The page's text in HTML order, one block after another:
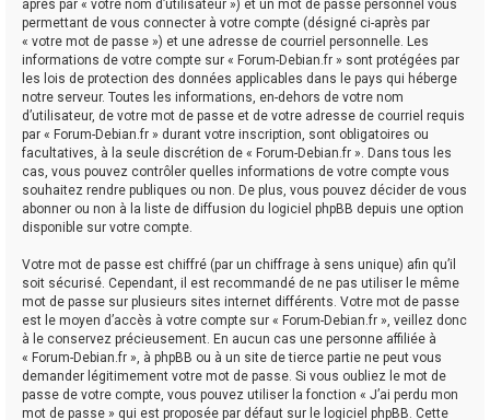
après par « votre nom d’utilisateur ») et un mot de passe personnel vous
permettant de vous connecter à votre compte (désigné ci-après par
« votre mot de passe ») et une adresse de courriel personnelle. Les
informations de votre compte sur « Forum-Debian.fr » sont protégées par
les lois de protection des données applicables dans le pays qui héberge
notre serveur. Toutes les informations, en-dehors de votre nom
d’utilisateur, de votre mot de passe et de votre adresse de courriel requis
par « Forum-Debian.fr » durant votre inscription, sont obligatoires ou
facultatives, à la seule discrétion de « Forum-Debian.fr ». Dans tous les
cas, vous pouvez contrôler quelles informations de votre compte vous
souhaitez rendre publiques ou non. De plus, vous pouvez décider de vous
abonner ou non à la liste de diffusion du logiciel phpBB depuis une option
disponible sur votre compte.
Votre mot de passe est chiffré (par un chiffrage à sens unique) afin qu’il
soit sécurisé. Cependant, il est recommandé de ne pas utiliser le même
mot de passe sur plusieurs sites internet différents. Votre mot de passe
est le moyen d’accès à votre compte sur « Forum-Debian.fr », veillez donc
à le conservez précieusement. En aucun cas une personne affiliée à
« Forum-Debian.fr », à phpBB ou à un site de tierce partie ne peut vous
demander légitimement votre mot de passe. Si vous oubliez le mot de
passe de votre compte, vous pouvez utiliser la fonction « J’ai perdu mon
mot de passe » qui est proposée par défaut sur le logiciel phpBB. Cette